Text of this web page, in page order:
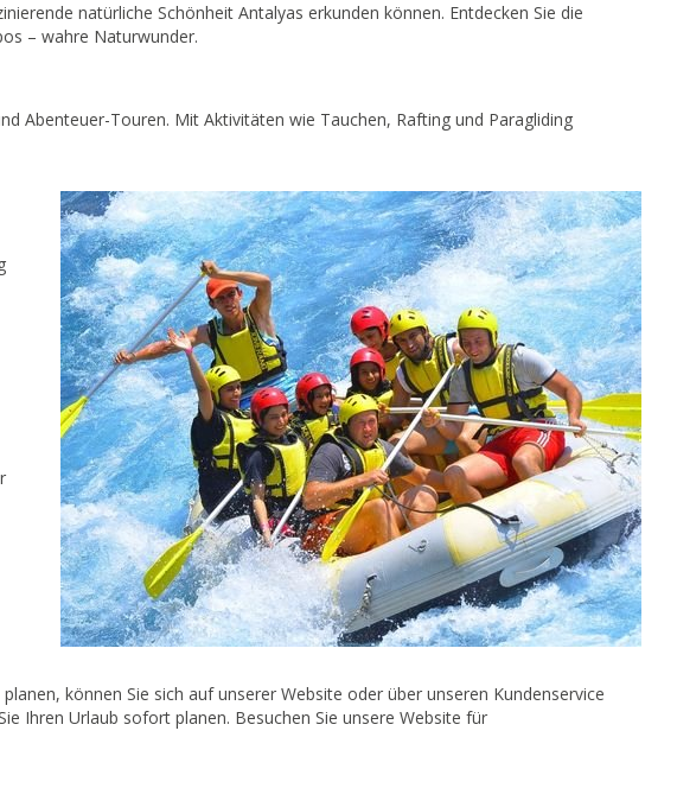
natürliche Schönheit Antalyas erkunden können. Entdecken Sie die
– wahre Naturwunder.
Abenteuer-Touren. Mit Aktivitäten wie Tauchen, Rafting und Paragliding
planen, können Sie sich auf unserer Website oder über unseren Kundenservice
Ihren Urlaub sofort planen. Besuchen Sie unsere Website für